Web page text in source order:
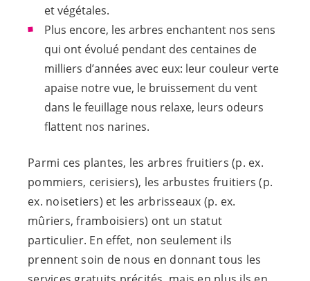
et végétales.
Plus encore, les arbres enchantent nos sens
qui ont évolué pendant des centaines de
milliers d’années avec eux: leur couleur verte
apaise notre vue, le bruissement du vent
dans le feuillage nous relaxe, leurs odeurs
flattent nos narines.
Parmi ces plantes, les arbres fruitiers (p. ex.
pommiers, cerisiers), les arbustes fruitiers (p.
ex. noisetiers) et les arbrisseaux (p. ex.
mûriers, framboisiers) ont un statut
particulier. En effet, non seulement ils
prennent soin de nous en donnant tous les